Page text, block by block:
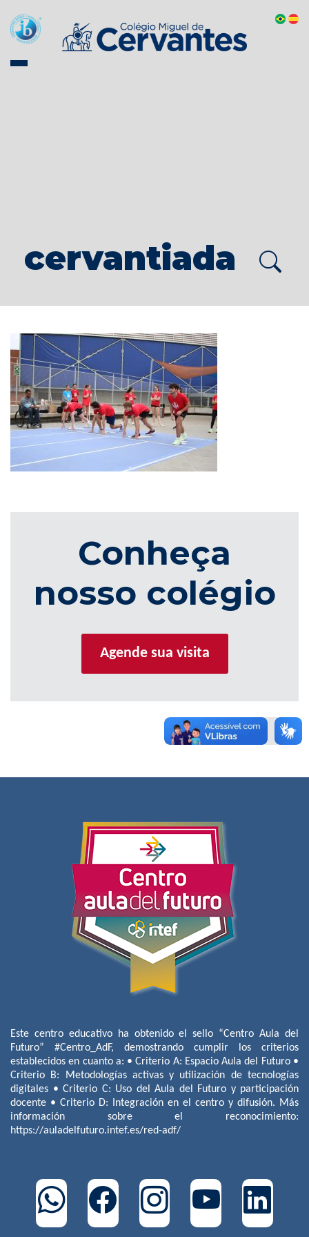
cervantiada
Conheça
nosso colégio
Agende sua visita
Este centro educativo ha obtenido el sello “Centro Aula del
Futuro” #Centro_AdF, demostrando cumplir los criterios
establecidos en cuanto a: • Criterio A: Espacio Aula del Futuro •
Criterio B: Metodologías activas y utilización de tecnologías
digitales • Criterio C: Uso del Aula del Futuro y participación
docente • Criterio D: Integración en el centro y difusión. Más
información sobre el reconocimiento:
https://auladelfuturo.intef.es/red-adf/